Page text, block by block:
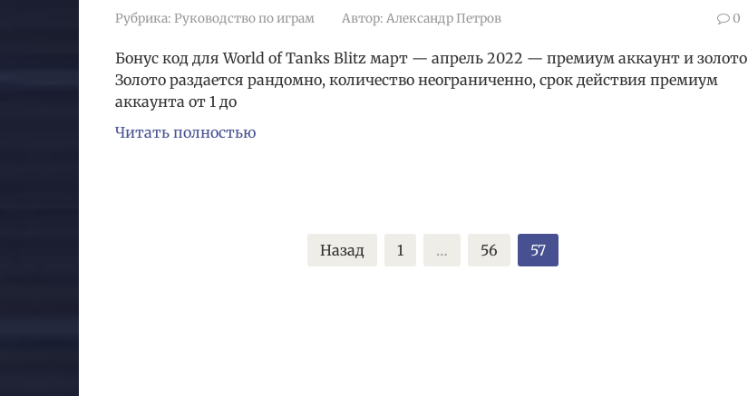
Рубрика: Руководство по играм Автор: Александр Петров 0
Бонус код для World of Tanks Blitz март — апрель 2022 — премиум аккаунт и золото
Золото раздается рандомно, количество неограниченно, срок действия премиум
аккаунта от 1 до
Читать полностью
Назад 1 … 56 57